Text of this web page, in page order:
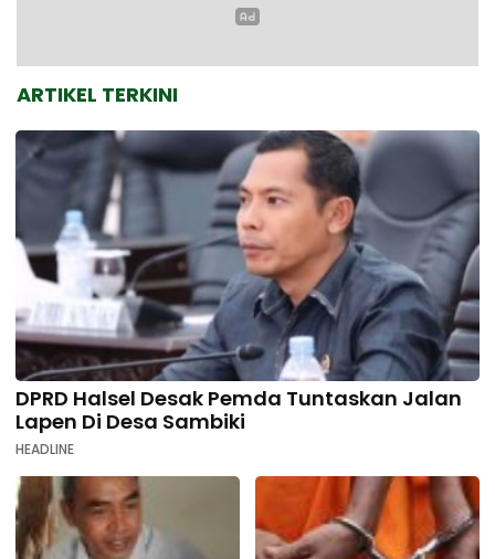
ARTIKEL TERKINI
DPRD Halsel Desak Pemda Tuntaskan Jalan
Lapen Di Desa Sambiki
HEADLINE